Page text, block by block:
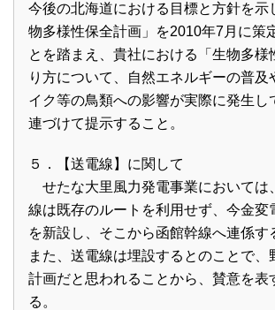
今後の北海道における目標と方針を示
物多様性保全計画」を2010年7月に策
とを踏まえ、貴社における「生物多様
り方について、自然エネルギーの普及
イク等の鳥類への影響が実際に発生し
連づけて提示すること。
５．【送電線】に関して
せたな大里風力発電事業においては
線は既存のルートを利用せず、今金変
を新設し、そこから函館幹線へ連係す
また、送電線は埋設するとのことで、
計画だと思われることから、賛意を表
る。